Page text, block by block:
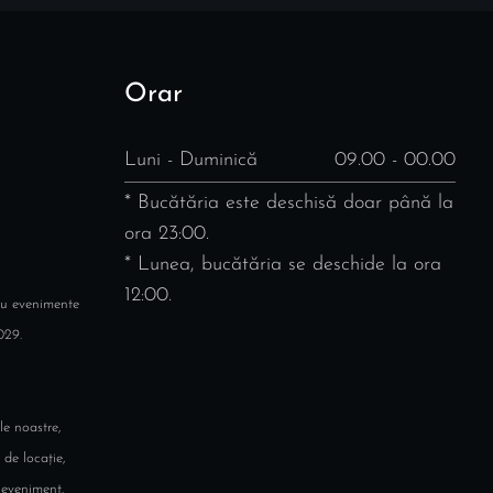
evenimente
noastre,
locație,
Orar
Luni - Duminică 09.00 - 00.00
* Bucătăria este deschisă doar până la
ora 23:00.
* Lunea, bucătăria se deschide la ora
12:00.